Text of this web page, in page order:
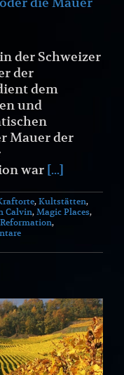
der Schweizer
der
dem
und
Mauer der
war [...]
, Kultstätten,
Calvin, Magic Places,
Reformation,